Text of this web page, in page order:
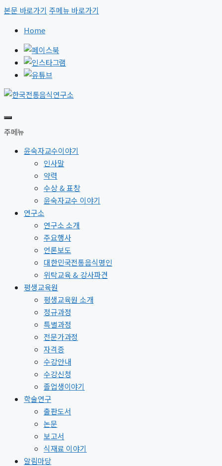
본문 바로가기 주메뉴 바로가기
Home
주메뉴
윤숙자교수이야기
인사말
약력
수상 & 표창
윤숙자교수 이야기
연구소
연구소 소개
주요행사
언론보도
대한민국전통음식명인
위탁교육 & 강사파견
평생교육원
평생교육원 소개
정규과정
특별과정
전문가과정
자격증
수강안내
수강신청
졸업생이야기
학술연구
출판도서
논문
보고서
식재료 이야기
알림마당